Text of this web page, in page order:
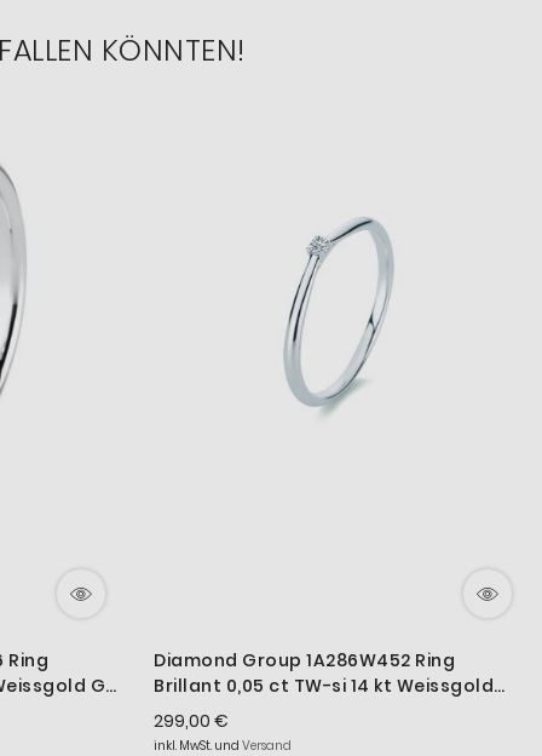
KÖNNTEN!
Ring
Gr.
Diamond Group 1A286W452 Ring
Brillant 0,05 ct TW-si 14 kt Weissgold
Gr. 52
299,00 €
inkl. MwSt. und Versand